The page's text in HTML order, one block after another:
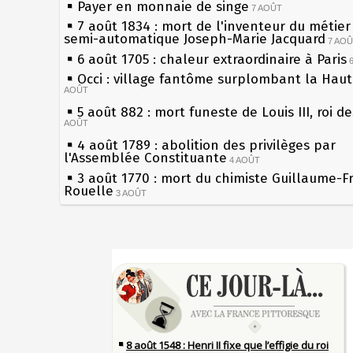
Payer en monnaie de singe 7 AOÛT
7 août 1834 : mort de l'inventeur du
semi-automatique Joseph-Marie Jacquard 7
6 août 1705 : chaleur extraordinaire à Paris
Occi : village fantôme surplombant la
AOÛT
5 août 882 : mort funeste de Louis III, roi
AOÛT
4 août 1789 : abolition des privilèges par
l'Assemblée Constituante 4 AOÛT
3 août 1770 : mort du chimiste Guillaume-
Rouelle 3 AOÛT
Musée Jean de La Fontaine : réouverture
1er août 1589 : Henri III est poignardé à
par Jacques Clément, moine jacobin 1ER AOÛT
31 juillet 1899 : décret instaurant les
boîtes aux lettres en fonte de Léon Mougeot
30 juillet 1918 : mort d'Auguste Poulain,
les siècles
27 mai 1610 : supplice de François
du roi Henri IV
Pierre qui roule n'amasse pas mousse
Qui aime bien châtie bien
Tout vient à point à qui sait attendre